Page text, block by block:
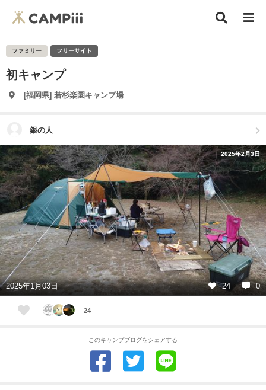
ファミリー フリーサイト
初キャンプ
[福岡県] 若杉楽園キャンプ場
銀の人
2025年2月3日
2025年1月03日 24 0
24
このキャンプブログをシェアする